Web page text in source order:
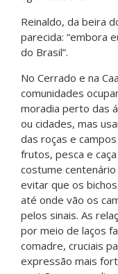
Reinaldo, da beira
parecida: “embora
do Brasil”.
No Cerrado e na
comunidades
moradia perto das
ou cidades, mas
das roças e
frutos, pesca e
costume
evitar que os
até onde vão os
pelos sinais. As
por meio de laços
comadre, cruciais
expressão mais